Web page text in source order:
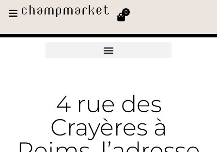
0
4 rue des
Crayères à